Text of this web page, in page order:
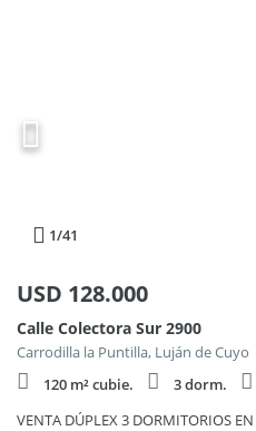
1/41
USD 128.000
Calle Colectora Sur 2900
Carrodilla la Puntilla, Luján de Cuyo
120 m² cubie.
3 dorm.
VENTA DÚPLEX 3 DORMITORIOS